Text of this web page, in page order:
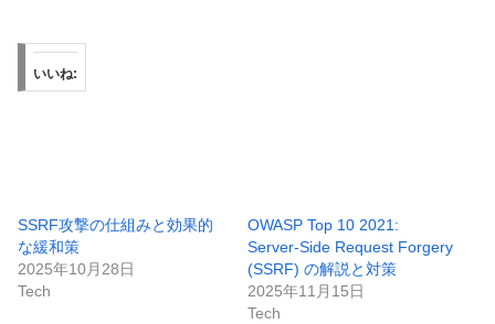
いいね:
SSRF攻撃の仕組みと効果的
な緩和策
2025年10月28日
Tech
OWASP Top 10 2021:
Server-Side Request Forgery
(SSRF) の解説と対策
2025年11月15日
Tech